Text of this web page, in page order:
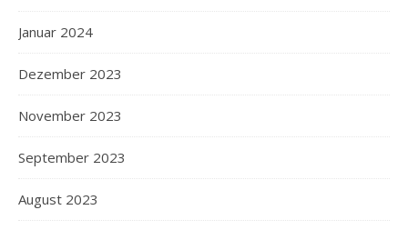
Januar 2024
Dezember 2023
November 2023
September 2023
August 2023